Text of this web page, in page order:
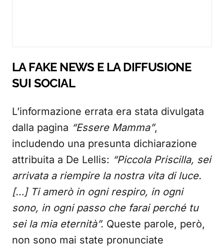
LA FAKE NEWS E LA DIFFUSIONE
SUI SOCIAL
L’informazione errata era stata divulgata
dalla pagina “Essere Mamma”,
includendo una presunta dichiarazione
attribuita a De Lellis: “Piccola Priscilla, sei
arrivata a riempire la nostra vita di luce.
[…] Ti amerò in ogni respiro, in ogni
sono, in ogni passo che farai perché tu
sei la mia eternità”. Queste parole, però,
non sono mai state pronunciate